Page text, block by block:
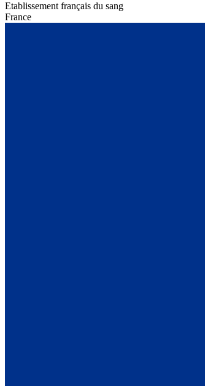
Etablissement français du sang
France